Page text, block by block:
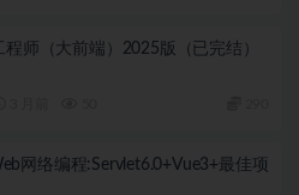
程师（大前端）2025版（已完结）
网络编程:Servlet6.0+Vue3+最佳项